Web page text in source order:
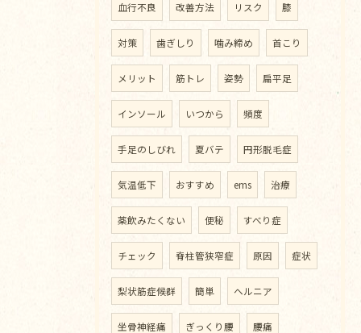
血行不良 改善方法 リスク 膝
対策 歯ぎしり 噛み締め 首こり
メリット 筋トレ 姿勢 扁平足
インソール いつから 頻度
手足のしびれ 夏バテ 円形脱毛症
気温低下 おすすめ ems 治療
薬飲みたくない 便秘 すべり症
チェック 脊柱管狭窄症 原因 症状
梨状筋症候群 簡単 ヘルニア
坐骨神経痛 ぎっくり腰 腰痛